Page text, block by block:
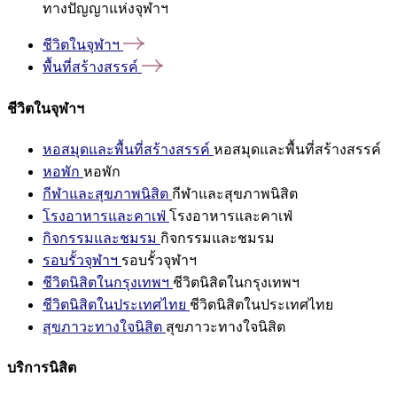
ทางปัญญาแห่งจุฬาฯ
ชีวิตในจุฬาฯ
พื้นที่สร้างสรรค์
ชีวิตในจุฬาฯ
หอสมุดและพื้นที่สร้างสรรค์ หอสมุดและพื้นที่สร้างสรรค์
หอพัก หอพัก
กีฬาและสุขภาพนิสิต กีฬาและสุขภาพนิสิต
โรงอาหารและคาเฟ่ โรงอาหารและคาเฟ่
กิจกรรมและชมรม กิจกรรมและชมรม
รอบรั้วจุฬาฯ รอบรั้วจุฬาฯ
ชีวิตนิสิตในกรุงเทพฯ ชีวิตนิสิตในกรุงเทพฯ
ชีวิตนิสิตในประเทศไทย ชีวิตนิสิตในประเทศไทย
สุขภาวะทางใจนิสิต สุขภาวะทางใจนิสิต
บริการนิสิต